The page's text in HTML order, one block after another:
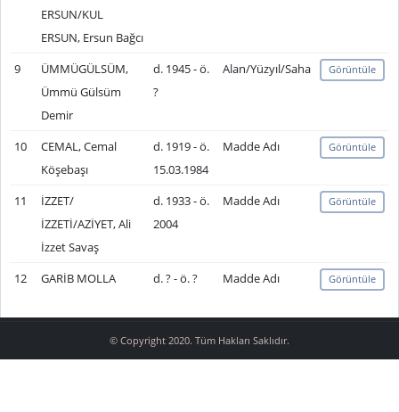
ERSUN/KUL
ERSUN, Ersun Bağcı
9
ÜMMÜGÜLSÜM,
Ümmü Gülsüm
Demir
d. 1945 - ö.
?
Alan/Yüzyıl/Saha Görüntüle
10
CEMAL, Cemal
Köşebaşı
d. 1919 - ö.
15.03.1984
Madde Adı Görüntüle
11
İZZET/
İZZETİ/AZİYET, Ali
İzzet Savaş
d. 1933 - ö.
2004
Madde Adı Görüntüle
12 GARİB MOLLA d. ? - ö. ? Madde Adı Görüntüle
© Copyright 2020. Tüm Hakları Saklıdır.